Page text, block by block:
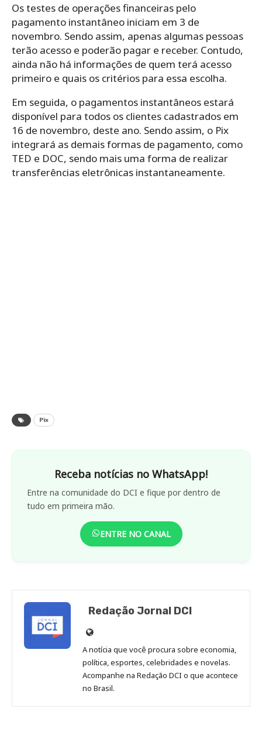
Os testes de operações financeiras pelo
pagamento instantâneo iniciam em 3 de
novembro. Sendo assim, apenas algumas pessoas
terão acesso e poderão pagar e receber. Contudo,
ainda não há informações de quem terá acesso
primeiro e quais os critérios para essa escolha.
Em seguida, o pagamentos instantâneos estará
disponível para todos os clientes cadastrados em
16 de novembro, deste ano. Sendo assim, o Pix
integrará as demais formas de pagamento, como
TED e DOC, sendo mais uma forma de realizar
transferências eletrônicas instantaneamente.
Pix
Receba notícias no WhatsApp!
Entre na comunidade do DCI e fique por dentro de
tudo em primeira mão.
ENTRE NO CANAL
Redação Jornal DCI
Site
de
Redação
Jornal
DCI
A notícia que você procura sobre economia,
política, esportes, celebridades e novelas.
Acompanhe na Redação DCI o que acontece
no Brasil.